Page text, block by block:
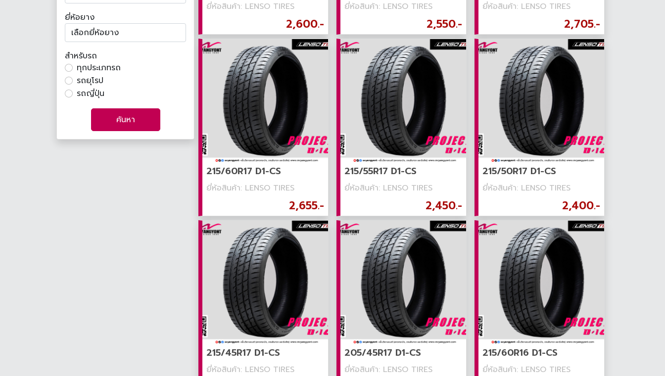
ยี่ห้อยาง
สำหรับรถ
ทุกประเภทรถ
รถยุโรป
รถญี่ปุ่น
ค้นหา
ยี่ห้อสินค้า: LENSO TIRES
2,600.-
ยี่ห้อสินค้า: LENSO TIRES
2,550.-
ยี่ห้อสินค้า: LENSO TIRES
2,705.-
215/60R17 D1-CS
ยี่ห้อสินค้า: LENSO TIRES
2,655.-
215/55R17 D1-CS
ยี่ห้อสินค้า: LENSO TIRES
2,450.-
215/50R17 D1-CS
ยี่ห้อสินค้า: LENSO TIRES
2,400.-
215/45R17 D1-CS
ยี่ห้อสินค้า: LENSO TIRES
205/45R17 D1-CS
ยี่ห้อสินค้า: LENSO TIRES
215/60R16 D1-CS
ยี่ห้อสินค้า: LENSO TIRES